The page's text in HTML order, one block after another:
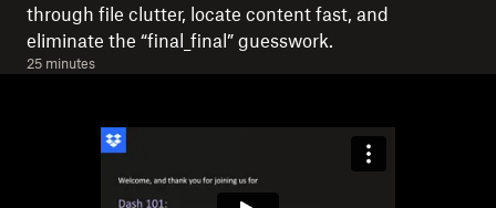
through file clutter, locate content fast, and
eliminate the “final_final” guesswork.
25 minutes